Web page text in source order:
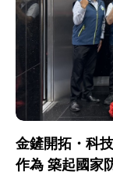
金鏟開拓・科
作為 築起國家